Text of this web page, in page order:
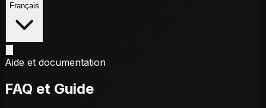
Français
Aide et documentation
FAQ et Guide